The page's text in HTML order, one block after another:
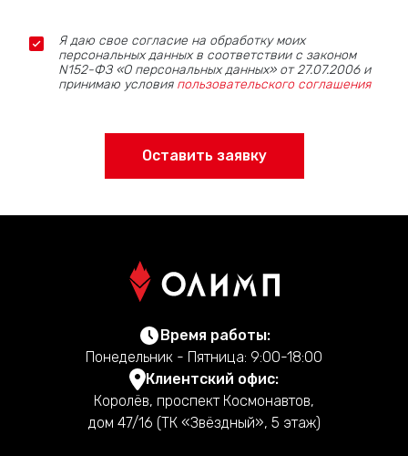
Я даю свое согласие на обработку моих
персональных данных в соответствии с законом
N152-ФЗ «О персональных данных» от 27.07.2006 и
принимаю условия пользовательского соглашения
Оставить заявку
Время работы:
Понедельник - Пятница: 9:00-18:00
Клиентский офис:
Королёв, проспект Космонавтов,
дом 47/16 (ТК «Звёздный», 5 этаж)